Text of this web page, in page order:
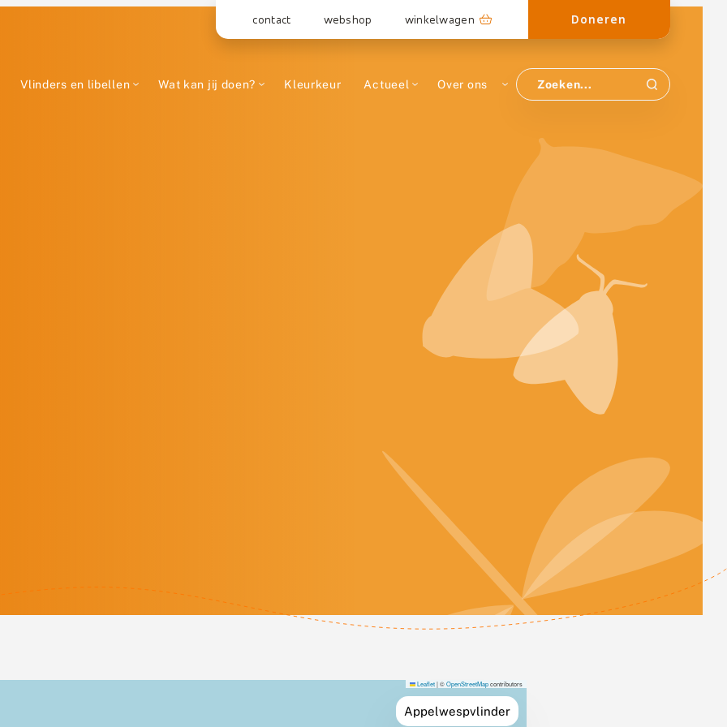
contact webshop winkelwagen Doneren
Vlinders en libellen Wat kan jij doen? Kleurkeur Actueel Over ons
Appelwespvlinder
Leaflet|©OpenStreetMapcontributors